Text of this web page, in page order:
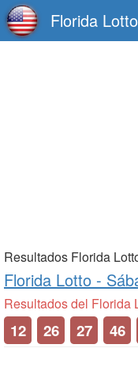
Florida
Resultados Florida
Florida Lotto -
Resultados del Florida
12 26 27 46